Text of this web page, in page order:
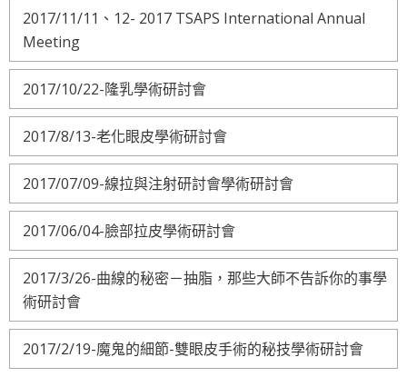
2017/11/11、12- 2017 TSAPS International Annual
Meeting
2017/10/22-隆乳學術研討會
2017/8/13-老化眼皮學術研討會
2017/07/09-線拉與注射研討會學術研討會
2017/06/04-臉部拉皮學術研討會
2017/3/26-曲線的秘密－抽脂，那些大師不告訴你的事學
術研討會
2017/2/19-魔鬼的細節-雙眼皮手術的秘技學術研討會